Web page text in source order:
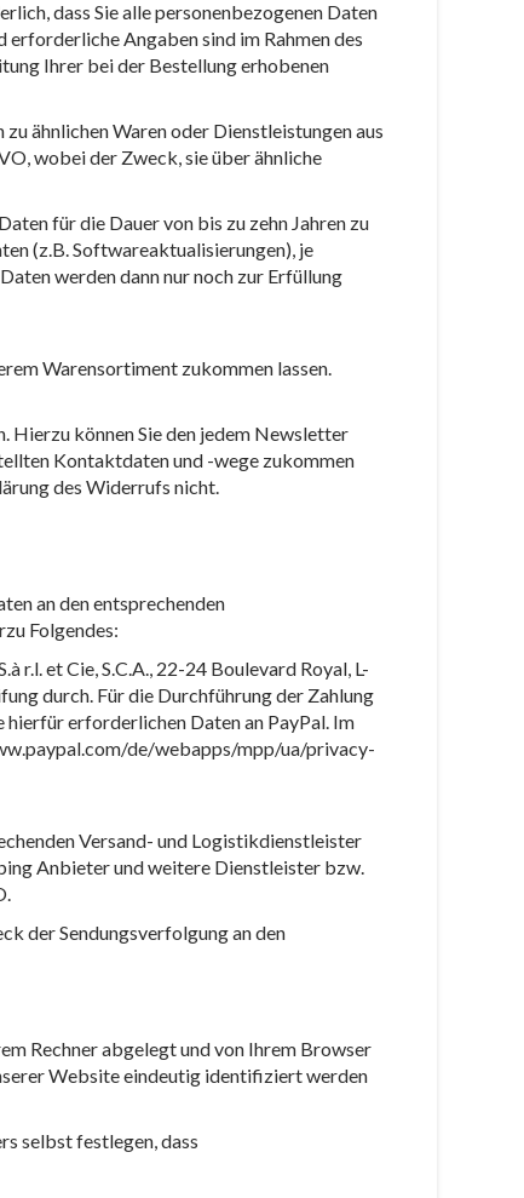
dass Sie alle personenbezogenen Daten
Angaben sind im Rahmen des
Ihrer bei der Bestellung erhobenen
ähnlichen Waren oder Dienstleistungen aus
wobei der Zweck, sie über ähnliche
für die Dauer von bis zu zehn Jahren zu
(z.B. Softwareaktualisierungen), je
werden dann nur noch zur Erfüllung
Warensortiment zukommen lassen.
Hierzu können Sie den jedem Newsletter
Kontaktdaten und -wege zukommen
des Widerrufs nicht.
an den entsprechenden
Folgendes:
r.l. et Cie, S.C.A., 22-24 Boulevard Royal, L-
durch. Für die Durchführung der Zahlung
hierfür erforderlichen Daten an PayPal. Im
de/webapps/mpp/ua/privacy-
Versand- und Logistikdienstleister
Anbieter und weitere Dienstleister bzw.
der Sendungsverfolgung an den
Rechner abgelegt und von Ihrem Browser
Website eindeutig identifiziert werden
selbst festlegen, dass